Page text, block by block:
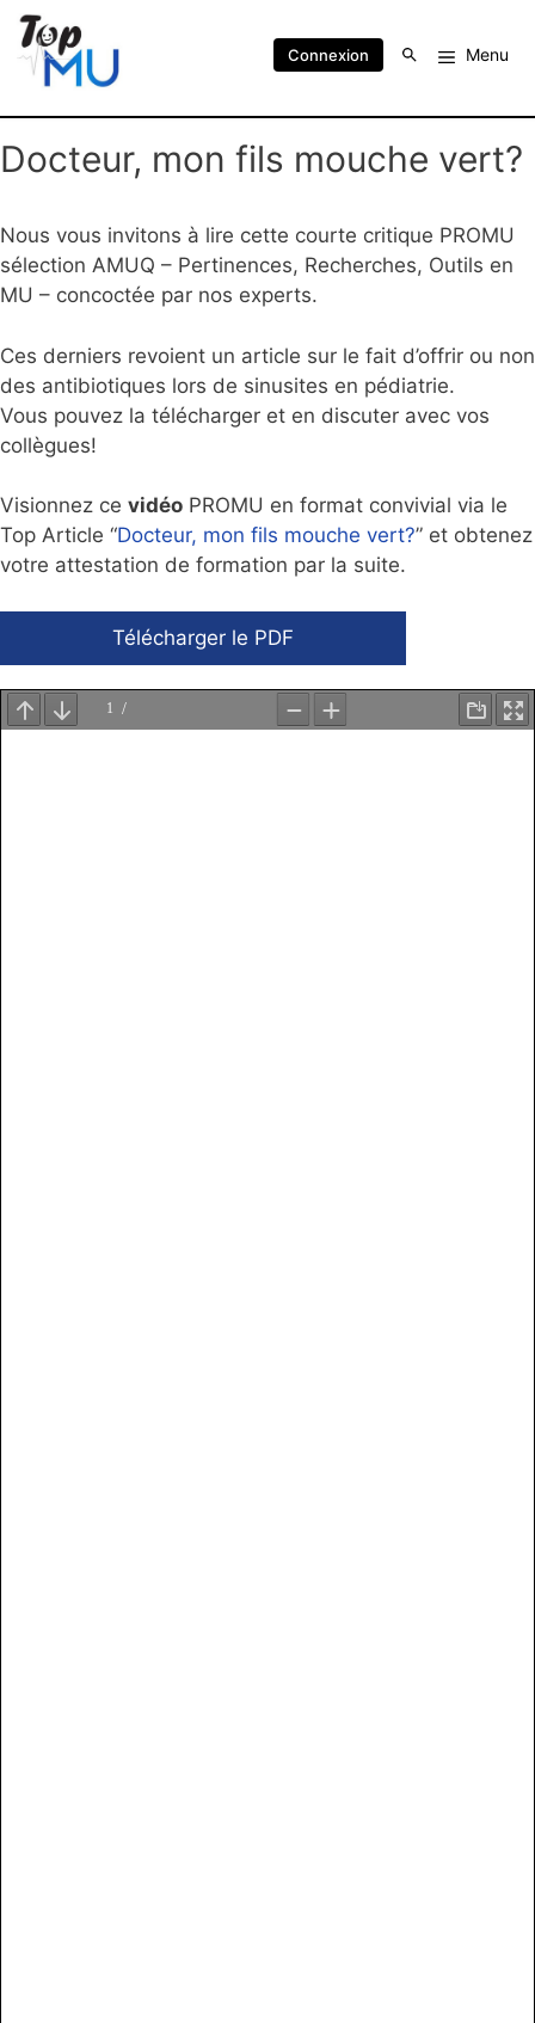
Connexion Menu
Docteur, mon fils mouche vert?
Nous vous invitons à lire cette courte critique PROMU
sélection AMUQ – Pertinences, Recherches, Outils en
MU – concoctée par nos experts.
Ces derniers revoient un article sur le fait d’offrir ou non
des antibiotiques lors de sinusites en pédiatrie.
Vous pouvez la télécharger et en discuter avec vos
collègues!
Visionnez ce vidéo PROMU en format convivial via le
Top Article “Docteur, mon fils mouche vert?” et obtenez
votre attestation de formation par la suite.
Télécharger le PDF